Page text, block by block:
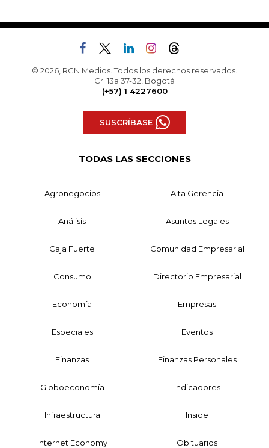
© 2026, RCN Medios. Todos los derechos reservados.
Cr. 13a 37-32, Bogotá
(+57) 1 4227600
SUSCRÍBASE
TODAS LAS SECCIONES
Agronegocios Alta Gerencia
Análisis Asuntos Legales
Caja Fuerte Comunidad Empresarial
Consumo Directorio Empresarial
Economía Empresas
Especiales Eventos
Finanzas Finanzas Personales
Globoeconomía Indicadores
Infraestructura Inside
Internet Economy Obituarios